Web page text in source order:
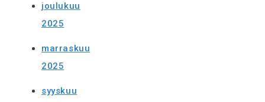
joulukuu
2025
marraskuu
2025
syyskuu